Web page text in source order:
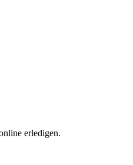
erledigen.